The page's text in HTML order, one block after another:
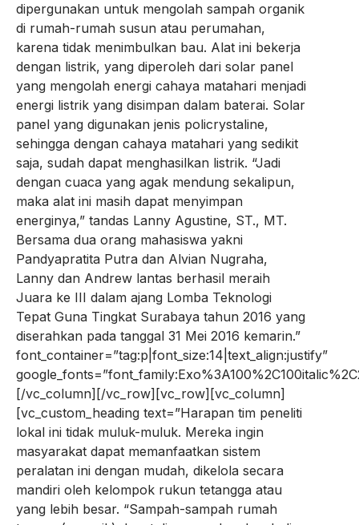
dipergunakan untuk mengolah sampah organik
di rumah-rumah susun atau perumahan,
karena tidak menimbulkan bau. Alat ini bekerja
dengan listrik, yang diperoleh dari solar panel
yang mengolah energi cahaya matahari menjadi
energi listrik yang disimpan dalam baterai. Solar
panel yang digunakan jenis policrystaline,
sehingga dengan cahaya matahari yang sedikit
saja, sudah dapat menghasilkan listrik. “Jadi
dengan cuaca yang agak mendung sekalipun,
maka alat ini masih dapat menyimpan
energinya,” tandas Lanny Agustine, ST., MT.
Bersama dua orang mahasiswa yakni
Pandyapratita Putra dan Alvian Nugraha,
Lanny dan Andrew lantas berhasil meraih
Juara ke III dalam ajang Lomba Teknologi
Tepat Guna Tingkat Surabaya tahun 2016 yang
diserahkan pada tanggal 31 Mei 2016 kemarin.”
font_container=”tag:p|font_size:14|text_align:justify”
[/vc_column][/vc_row][vc_row][vc_column]
[vc_custom_heading text=”Harapan tim peneliti
lokal ini tidak muluk-muluk. Mereka ingin
masyarakat dapat memanfaatkan sistem
peralatan ini dengan mudah, dikelola secara
mandiri oleh kelompok rukun tetangga atau
yang lebih besar. “Sampah-sampah rumah